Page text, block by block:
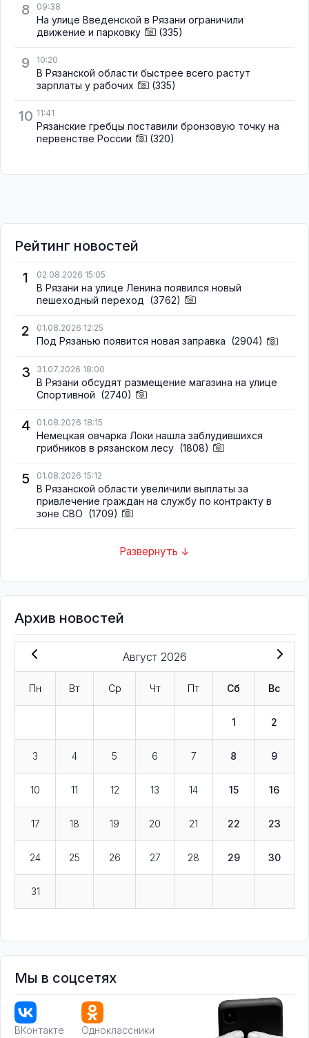
8 09:38
На улице Введенской в Рязани ограничили
движение и парковку
(335)
9 10:20
В Рязанской области быстрее всего растут
зарплаты у рабочих
(335)
10 11:41
Рязанские гребцы поставили бронзовую точку на
первенстве России
(320)
Рейтинг новостей
1
02.08.2026 15:05
В Рязани на улице Ленина появился новый
пешеходный переход (3762)
2 01.08.2026 12:25
Под Рязанью появится новая заправка (2904)
3 31.07.2026 18:00
В Рязани обсудят размещение магазина на улице
Спортивной (2740)
4 01.08.2026 18:15
Немецкая овчарка Локи нашла заблудившихся
грибников в рязанском лесу (1808)
5 01.08.2026 15:12
В Рязанской области увеличили выплаты за
привлечение граждан на службу по контракту в
зоне СВО (1709)
Развернуть ↓
Архив новостей
Август 2026
Пн Вт Ср Чт Пт Сб Вс
1 2
3 4 5 6 7 8 9
10 11 12 13 14 15 16
17 18 19 20 21 22 23
24 25 26 27 28 29 30
31
Мы в соцсетях
ВКонтакте Одноклассники